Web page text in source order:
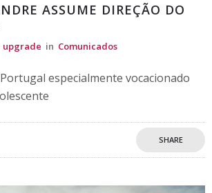
ASSUME DIREÇÃO DO
upgrade in Comunicados
especialmente vocacionado
SHARE